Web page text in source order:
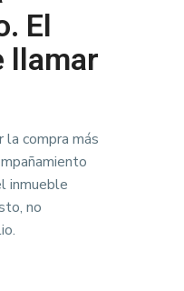
El
llamar
compra más
inmueble
no